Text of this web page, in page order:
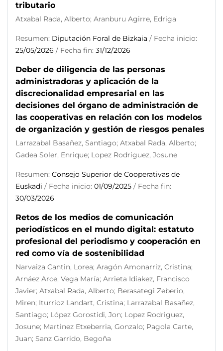
tributario
Atxabal Rada, Alberto; Aranburu Agirre, Edriga
Resumen: Diputación Foral de Bizkaia / Fecha inicio:
25/05/2026 / Fecha fin: 31/12/2026
Deber de diligencia de las personas
administradoras y aplicación de la
discrecionalidad empresarial en las
decisiones del órgano de administración de
las cooperativas en relación con los modelos
de organización y gestión de riesgos penales
Larrazabal Basañez, Santiago; Atxabal Rada, Alberto;
Gadea Soler, Enrique; Lopez Rodriguez, Josune
Resumen: Consejo Superior de Cooperativas de
Euskadi / Fecha inicio: 01/09/2025 / Fecha fin:
30/03/2026
Retos de los medios de comunicación
periodísticos en el mundo digital: estatuto
profesional del periodismo y cooperación en
red como vía de sostenibilidad
Narvaiza Cantin, Lorea; Aragón Amonarriz, Cristina;
Arnáez Arce, Vega María; Arrieta Idiakez, Francisco
Javier; Atxabal Rada, Alberto; Berasategi Zeberio,
Miren; Iturrioz Landart, Cristina; Larrazabal Basañez,
Santiago; López Gorostidi, Jon; Lopez Rodriguez,
Josune; Martinez Etxeberria, Gonzalo; Pagola Carte,
Juan; Sanz Garrido, Begoña